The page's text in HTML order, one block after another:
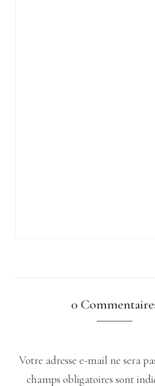
0
Votre adresse e-mail ne sera
champs obligatoires sont